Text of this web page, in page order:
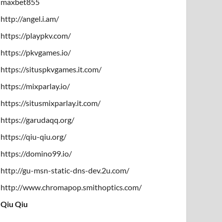
http://angel.i.am/
https://playpkv.com/
https://pkvgames.io/
https://situspkvgames.it.com/
https://mixparlay.io/
https://situsmixparlay.it.com/
https://garudaqq.org/
https://qiu-qiu.org/
https://domino99.io/
http://gu-msn-static-dns-dev.2u.com/
http://www.chromapop.smithoptics.com/
Qiu Qiu